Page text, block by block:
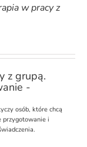
w pracy z
z grupą.
-
osób, które chcą
przygotowanie i